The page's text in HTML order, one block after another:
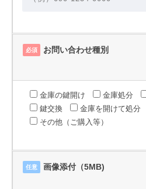
必須 お問い合わせ種別
金庫の鍵開け 金庫処分
鍵交換
金庫を開けて処分
その他（ご購入等）
任意 画像添付（5MB)